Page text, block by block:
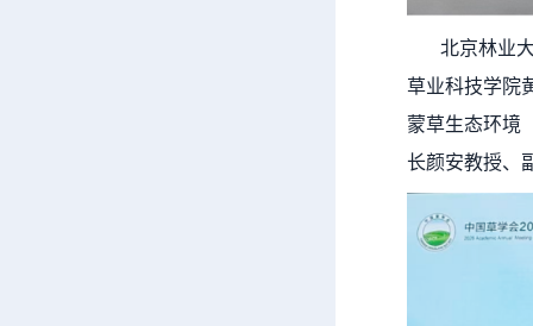
北京林业大
草业科技学院
蒙草生态环境
长颜安教授、